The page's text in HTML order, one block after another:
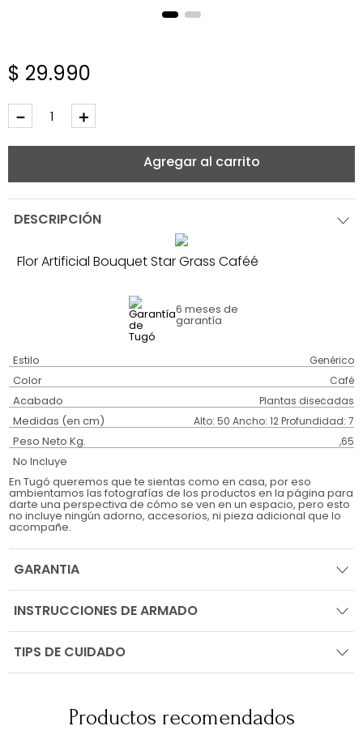
$ 29.990
＋
－
Agregar al carrito
DESCRIPCIÓN
Flor Artificial Bouquet Star Grass Caféé
6 meses de
garantía
Estilo Genérico
Color Café
Acabado Plantas disecadas
Medidas (en cm) Alto: 50 Ancho: 12 Profundidad: 7
Peso Neto Kg. ,65
No Incluye
En Tugó queremos que te sientas como en casa, por eso
ambientamos las fotografías de los productos en la página para
darte una perspectiva de cómo se ven en un espacio, pero esto
no incluye ningún adorno, accesorios, ni pieza adicional que lo
acompañe.
GARANTIA
INSTRUCCIONES DE ARMADO
TIPS DE CUIDADO
Productos recomendados